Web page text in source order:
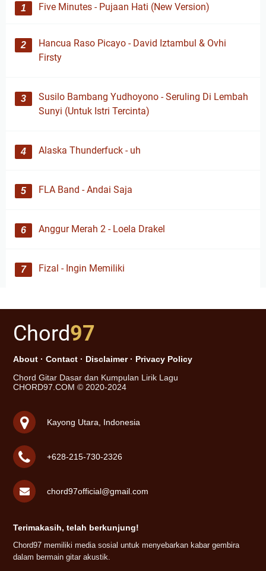
Five Minutes - Pujaan Hati (New Version)
Hancua Raso Picayo - David Iztambul & Ovhi
Firsty
Susilo Bambang Yudhoyono - Seruling Di Lembah
Sunyi (Untuk Istri Tercinta)
Alaska Thunderfuck - uh
FLA Band - Andai Saja
Anggur Merah 2 - Loela Drakel
Fizal - Ingin Memiliki
Chord97
About · Contact · Disclaimer· Privacy Policy
Chord Gitar Dasar dan Kumpulan Lirik Lagu
CHORD97.COM © 2020-2024
Kayong Utara, Indonesia
+628-215-730-2326
chord97official@gmail.com
Terimakasih, telah berkunjung!
Chord97 memiliki media sosial untuk menyebarkan kabar gembira
dalam bermain gitar akustik.